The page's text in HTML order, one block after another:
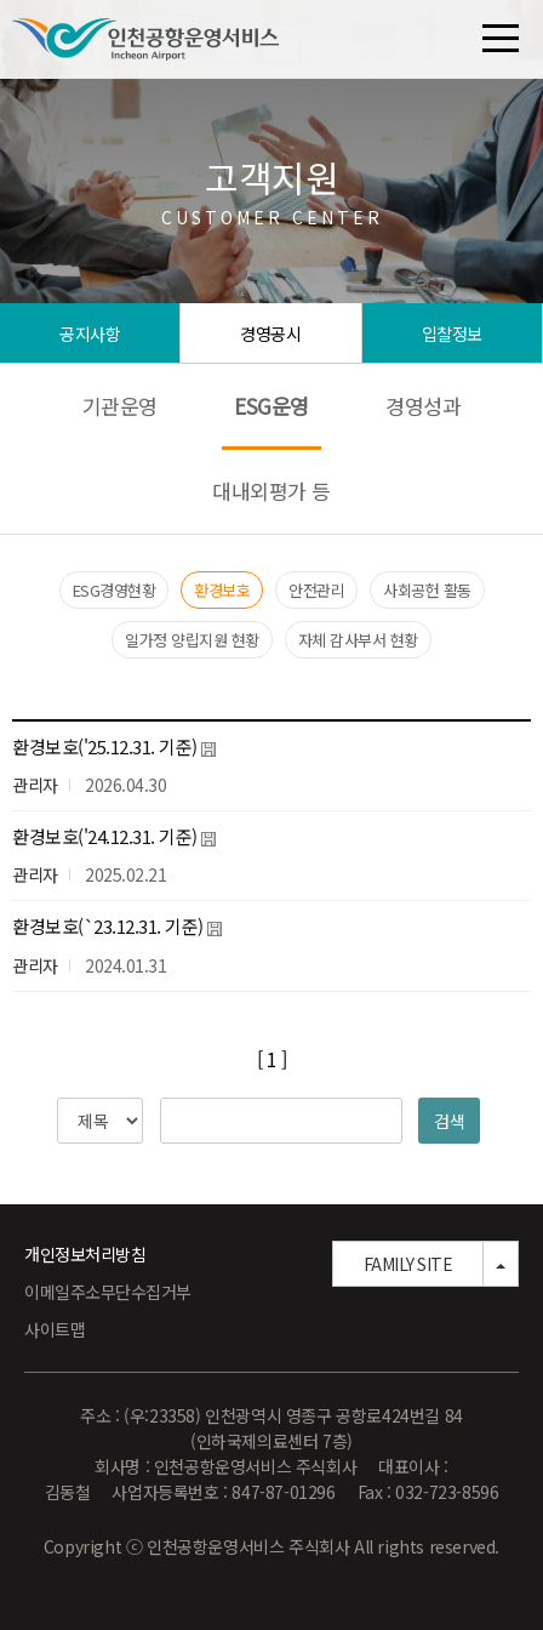
공지사항 경영공시 입찰정보
고객지원
CUSTOMER CENTER
기관운영 ESG운영 경영성과
대내외평가 등
ESG경영현황 환경보호​ 안전관리​ 사회공헌 활동​
일가정 양립지원 현황​ 자체 감사부서 현황
환경보호('25.12.31. 기준)
관리자 2026.04.30
환경보호('24.12.31. 기준)
관리자 2025.02.21
환경보호(`23.12.31. 기준)
관리자 2024.01.31
[ 1 ]
검색
개인정보처리방침
이메일주소무단수집거부
사이트맵
주소 : (우:23358) 인천광역시 영종구 공항로424번길 84
(인하국제의료센터 7층)
회사명 : 인천공항운영서비스 주식회사 대표이사 :
김동철 사업자등록번호 : 847-87-01296 Fax : 032-723-8596
Copyright ⓒ 인천공항운영서비스 주식회사 All rights reserved.
FAMILY SITE